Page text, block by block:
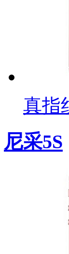
真指
尼采5S